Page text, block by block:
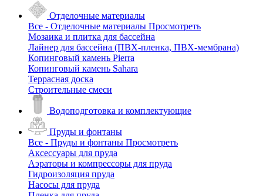
Отделочные материалы
Все - Отделочные материалы Просмотреть
Мозаика и плитка для бассейна
Лайнер для бассейна (ПВХ-пленка, ПВХ-мембрана)
Копинговый камень Pierra
Копинговый камень Sahara
Террасная доска
Строительные смеси
Водоподготовка и комплектующие
Пруды и фонтаны
Все - Пруды и фонтаны Просмотреть
Аксессуары для пруда
Аэраторы и компрессоры для пруда
Гидроизоляция пруда
Насосы для пруда